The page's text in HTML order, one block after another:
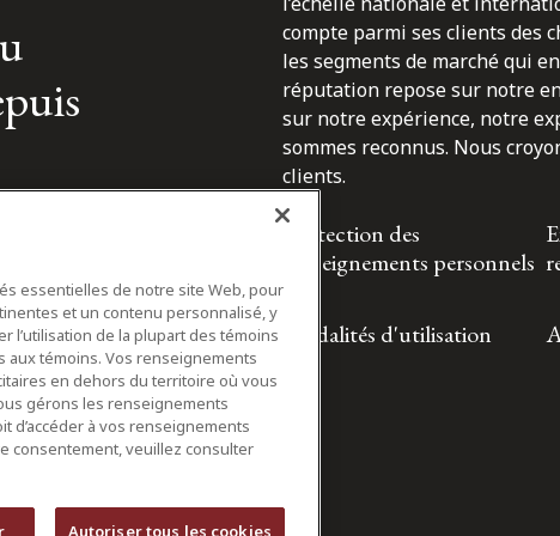
compte parmi ses clients des
les segments de marché qui
réputation repose sur notre
sur notre expérience, notre
sommes reconnus. Nous
clients.
Protection des
renseignements personnels
Modalités d'utilisation
essentielles de notre site Web, pour
et un contenu personnalisé, y
l’utilisation de la plupart des témoins
témoins. Vos renseignements
en dehors du territoire où vous
gérons les renseignements
d’accéder à vos renseignements
consentement, veuillez consulter
Autoriser tous les cookies